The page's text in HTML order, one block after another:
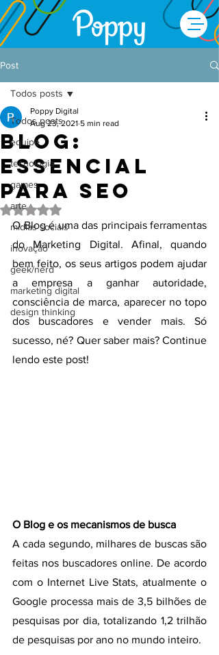
Post
Todos posts
equipe
tecnologia
games
arte
mídias sociais
inovação
geek/nerd
marketing digital
design thinking
Todos posts
Blog:
essencial
para SEO
Poppy Digital
Aug 23, 2021 5 min read
Rated NaN out of 5 stars.
O Blog é uma das principais ferramentas
do Marketing Digital. Afinal, quando
bem feito, os seus artigos podem ajudar
a empresa a ganhar autoridade,
consciência de marca, aparecer no topo
dos buscadores e vender mais. Só
sucesso, né? Quer saber mais? Continue
lendo este post!
O Blog e os mecanismos de busca
A cada segundo, milhares de buscas são
feitas nos buscadores online. De acordo
com o Internet Live Stats, atualmente o
Google processa mais de 3,5 bilhões de
pesquisas por dia, totalizando 1,2 trilhão
de pesquisas por ano no mundo inteiro.